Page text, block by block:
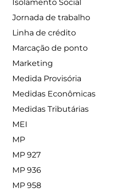
Isolamento Social
Jornada de trabalho
Linha de crédito
Marcação de ponto
Marketing
Medida Provisória
Medidas Econômicas
Medidas Tributárias
MEI
MP
MP 927
MP 936
MP 958